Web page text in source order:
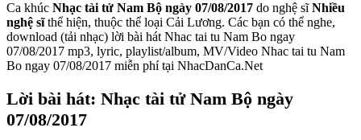
Ca khúc Nhạc tài tử Nam Bộ ngày 07/08/2017 do nghệ sĩNhiều
nghệ sĩthể hiện, thuộc thể loại Cải Lương. Các bạn có thể nghe,
download (tải nhạc) lời bài hát Nhac tai tu Nam Bo ngay
07/08/2017 mp3, lyric, playlist/album, MV/Video Nhac tai tu Nam
Bo ngay 07/08/2017 miễn phí tại NhacDanCa.Net
Lời bài hát: Nhạc tài tử Nam Bộ ngày
07/08/2017